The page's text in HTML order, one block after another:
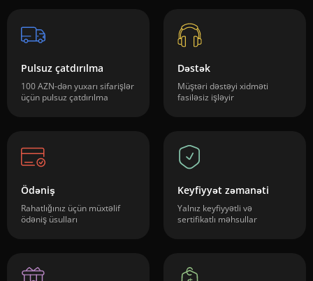
Pulsuz çatdırılma
100 AZN-dən yuxarı sifarişlər
üçün pulsuz çatdırılma
Dəstək
Müştəri dəstəyi xidməti
fasiləsiz işləyir
Ödəniş
Rahatlığınız üçün müxtəlif
ödəniş üsulları
Keyfiyyət zəmanəti
Yalnız keyfiyyətli və
sertifikatlı məhsullar